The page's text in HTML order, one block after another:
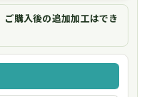
購入後の追加加工はでき